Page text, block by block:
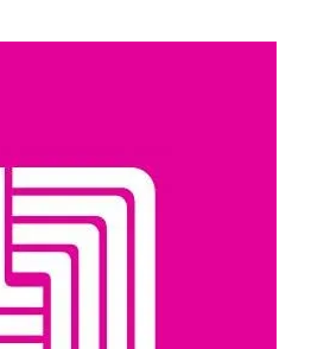
Peralta afirmó que el
es convertir este apoyo en
oportunidades y más
al seguir
y vocación de servicio,
el bienestar del pueblo.